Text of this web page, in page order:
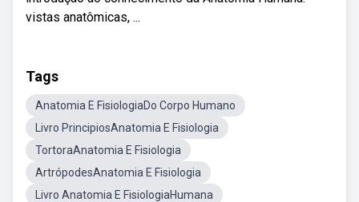
vistas anatômicas, ...
Tags
Anatomia E FisiologiaDo Corpo Humano
Livro PrincipiosAnatomia E Fisiologia
TortoraAnatomia E Fisiologia
ArtrópodesAnatomia E Fisiologia
Livro Anatomia E FisiologiaHumana